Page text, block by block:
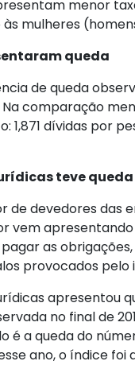
menor
mulheres
queda
de queda
comparação
dívidas por
teve queda
de devedores
vem
as
provocados
apresentou
no final de
é a queda do
ano, o índice foi